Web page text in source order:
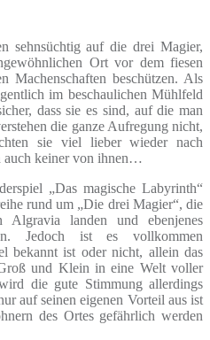
sehnsüchtig auf die drei Magier,
Ort vor dem fiesen
Machenschaften beschützen. Als
im beschaulichen Mühlfeld
dass sie es sind, auf die man
die ganze Aufregung nicht,
sie viel lieber wieder nach
auch keiner von ihnen…
„Das magische Labyrinth“
rund um „Die drei Magier“, die
landen und ebenjenes
Jedoch ist es vollkommen
bekannt ist oder nicht, allein das
und Klein in eine Welt voller
die gute Stimmung allerdings
auf seinen eigenen Vorteil aus ist
des Ortes gefährlich werden